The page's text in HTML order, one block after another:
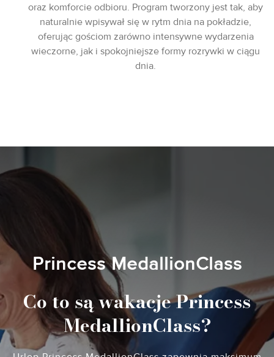
oraz komforcie odbioru. Program tworzony jest tak, aby
naturalnie wpisywał się w rytm dnia na pokładzie,
oferując gościom zarówno intensywne wydarzenia
wieczorne, jak i spokojniejsze formy rozrywki w ciągu
dnia.
Princess MedallionClass
Co to są wakacje Princess
MedallionClass?